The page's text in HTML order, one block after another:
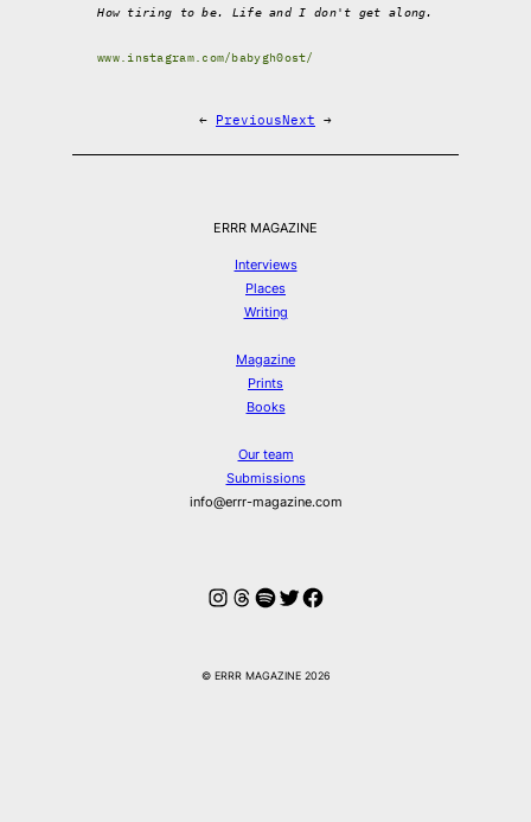
How tiring to be. Life and I don't get along.
www.instagram.com/babygh0ost/
← PreviousNext →
ERRR MAGAZINE
Interviews
Places
Writing
Magazine
Prints
Books
Our team
Submissions
info@errr-magazine.com
Instagram
Threads
Spotify
Twitter
Facebook
© ERRR MAGAZINE 2026